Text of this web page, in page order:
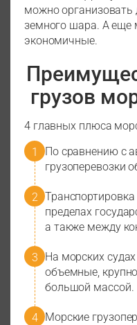
можно организовать
земного шара. А еще
экономичные.
грузов
4 главных плюса
По сравнению с
грузоперевозки
пределах
а также между
На морских
объемные,
большой массой.
Морские